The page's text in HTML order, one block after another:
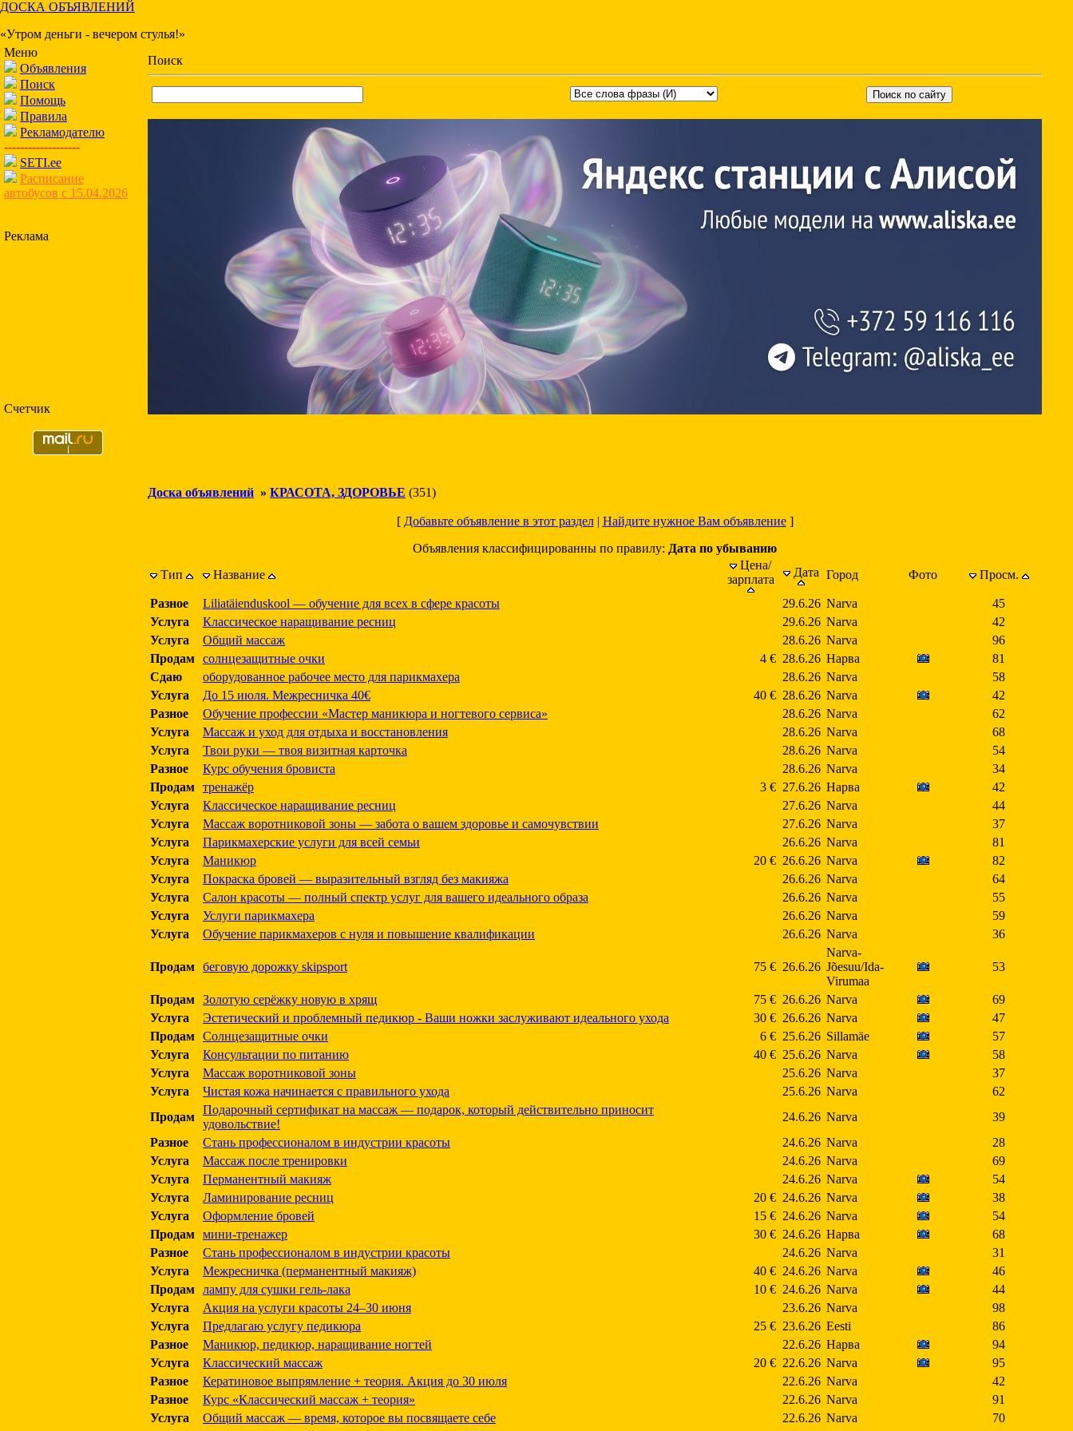
ДОСКА ОБЪЯВЛЕНИЙ
«Утром деньги - вечером стулья!»
Меню
Объявления
Поиск
Помощь
Правила
Рекламодателю
-------------------
SETI.ee
Расписание
автобусов с 15.04.2026
Реклама
Счетчик
Поиск
Доска объявлений » КРАСОТА, ЗДОРОВЬЕ (351)
[ Добавьте объявление в этот раздел| Найдите нужное Вам объявление]
Объявления классифицированны по правилу: Дата по убыванию
Тип
Название
Цена/
зарплата
Дата Город Фото Просм.
Разное Liliatäienduskool — обучение для всех в сфере красоты 29.6.26 Narva
45
Услуга
Классическое наращивание ресниц 29.6.26 Narva
42
Услуга
Общий массаж 28.6.26 Narva
96
Продам солнцезащитные очки 4 € 28.6.26 Нарва
81
Сдаю
оборудованное рабочее место для парикмахера 28.6.26 Narva
58
Услуга
До 15 июля. Межресничка 40€ 40 € 28.6.26 Narva
42
Разное
Обучение профессии «Мастер маникюра и ногтевого сервиса» 28.6.26 Narva
62
Услуга
Массаж и уход для отдыха и восстановления 28.6.26 Narva
68
Услуга
Твои руки — твоя визитная карточка 28.6.26 Narva
54
Разное
Курс обучения бровиста 28.6.26 Narva
34
Продам тренажёр 3 € 27.6.26 Нарва
42
Услуга
Классическое наращивание ресниц 27.6.26 Narva
44
Услуга
Массаж воротниковой зоны — забота о вашем здоровье и самочувствии 27.6.26 Narva
37
Услуга
Парикмахерские услуги для всей семьи 26.6.26 Narva
81
Услуга
Маникюр 20 € 26.6.26 Narva
82
Услуга
Покраска бровей — выразительный взгляд без макияжа 26.6.26 Narva
64
Услуга
Салон красоты — полный спектр услуг для вашего идеального образа 26.6.26 Narva
55
Услуга
Услуги парикмахера 26.6.26 Narva
59
Услуга
Обучение парикмахеров с нуля и повышение квалификации 26.6.26 Narva 36
Продам беговую дорожку skipsport 75 € 26.6.26
Narva-
Jõesuu/Ida-
Virumaa
53
Продам Золотую серёжку новую в хрящ 75 € 26.6.26 Narva
69
Услуга
Эстетический и проблемный педикюр - Ваши ножки заслуживают идеального ухода 30 € 26.6.26 Narva
47
Продам Солнцезащитные очки 6 € 25.6.26 Sillamäe
57
Услуга
Консультации по питанию 40 € 25.6.26 Narva
58
Услуга
Массаж воротниковой зоны 25.6.26 Narva
37
Услуга
Чистая кожа начинается с правильного ухода 25.6.26 Narva
62
Продам
Подарочный сертификат на массаж — подарок, который действительно приносит
удовольствие!
24.6.26 Narva
39
Разное
Стань профессионалом в индустрии красоты 24.6.26 Narva
28
Услуга
Массаж после тренировки 24.6.26 Narva
69
Услуга
Перманентный макияж 24.6.26 Narva
54
Услуга
Ламинирование ресниц 20 € 24.6.26 Narva
38
Услуга
Оформление бровей 15 € 24.6.26 Narva
54
Продам мини-тренажер 30 € 24.6.26 Нарва
68
Разное
Стань профессионалом в индустрии красоты 24.6.26 Narva
31
Услуга
Межресничка (перманентный макияж) 40 € 24.6.26 Narva
46
Продам лампу для сушки гель-лака 10 € 24.6.26 Narva
44
Услуга
Акция на услуги красоты 24–30 июня 23.6.26 Narva
98
Услуга
Предлагаю услугу педикюра 25 € 23.6.26 Eesti
86
Разное
Маникюр, педикюр, наращивание ногтей 22.6.26 Нарва
94
Услуга
Классический массаж 20 € 22.6.26 Narva
95
Разное
Кератиновое выпрямление + теория. Акция до 30 июля 22.6.26 Narva
42
Разное
Курс «Классический массаж + теория» 22.6.26 Narva
91
Услуга
Общий массаж — время, которое вы посвящаете себе 22.6.26 Narva
70